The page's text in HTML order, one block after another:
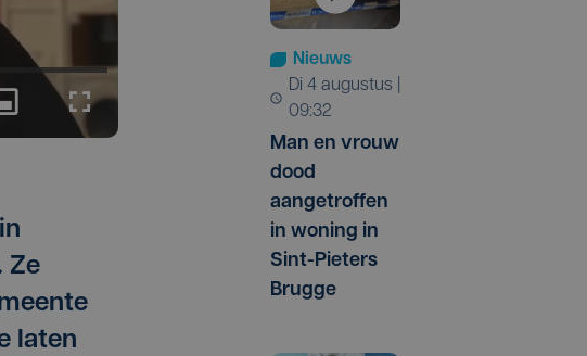
Ze
laten
Nieuws
di 4 augustus |
09:32
Man en vrouw
dood
aangetroffen
in woning in
Sint-Pieters
Brugge